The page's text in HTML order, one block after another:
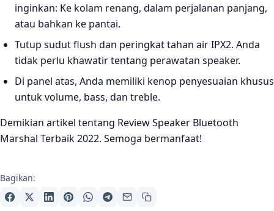
inginkan: Ke kolam renang, dalam perjalanan panjang,
atau bahkan ke pantai.
Tutup sudut flush dan peringkat tahan air IPX2. Anda
tidak perlu khawatir tentang perawatan speaker.
Di panel atas, Anda memiliki kenop penyesuaian khusus
untuk volume, bass, dan treble.
Demikian artikel tentang Review Speaker Bluetooth
Marshal Terbaik 2022. Semoga bermanfaat!
Bagikan: